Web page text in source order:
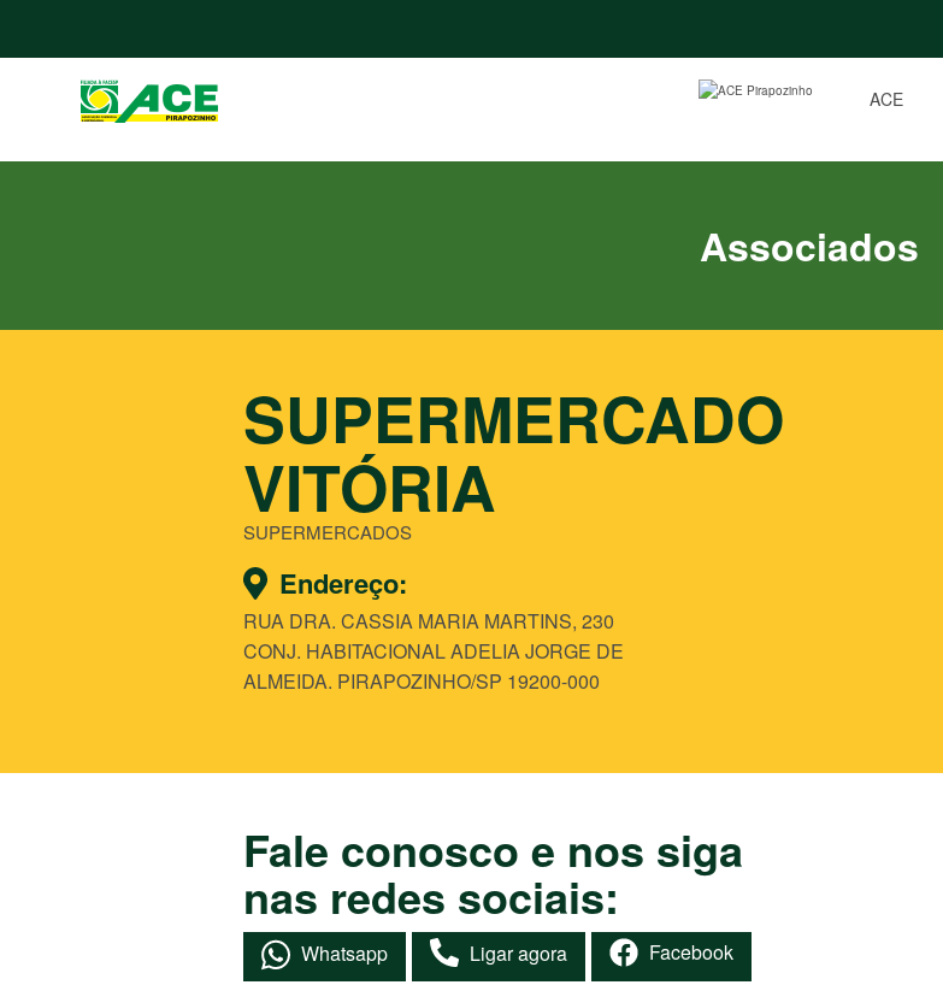
ACE
Associados
SUPERMERCADO
VITÓRIA
SUPERMERCADOS
Endereço:
RUA DRA. CASSIA MARIA MARTINS, 230
CONJ. HABITACIONAL ADELIA JORGE DE
ALMEIDA. PIRAPOZINHO/SP 19200-000
Fale conosco e nos siga
nas redes sociais:
Whatsapp Ligar agora Facebook